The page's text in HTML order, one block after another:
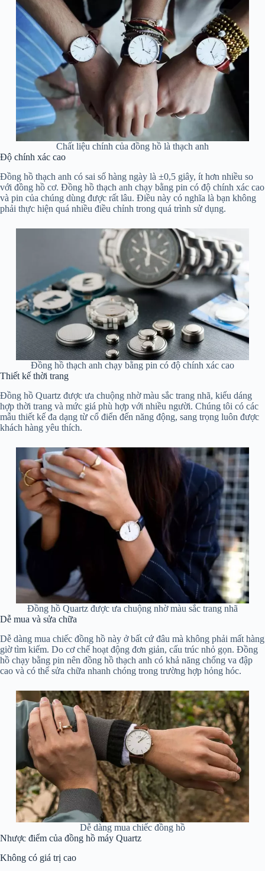
Chất liệu chính của đồng hồ là thạch anh
Độ chính xác cao
Đồng hồ thạch anh có sai số hàng ngày là ±0,5 giây, ít hơn nhiều so
với đồng hồ cơ. Đồng hồ thạch anh chạy bằng pin có độ chính xác cao
và pin của chúng dùng được rất lâu. Điều này có nghĩa là bạn không
phải thực hiện quá nhiều điều chỉnh trong quá trình sử dụng.
Đồng hồ thạch anh chạy bằng pin có độ chính xác cao
Thiết kế thời trang
Đồng hồ Quartz được ưa chuộng nhờ màu sắc trang nhã, kiểu dáng
hợp thời trang và mức giá phù hợp với nhiều người. Chúng tôi có các
mẫu thiết kế đa dạng từ cổ điển đến năng động, sang trọng luôn được
khách hàng yêu thích.
Đồng hồ Quartz được ưa chuộng nhờ màu sắc trang nhã
Dễ mua và sửa chữa
Dễ dàng mua chiếc đồng hồ này ở bất cứ đâu mà không phải mất hàng
giờ tìm kiếm. Do cơ chế hoạt động đơn giản, cấu trúc nhỏ gọn. Đồng
hồ chạy bằng pin nên đồng hồ thạch anh có khả năng chống va đập
cao và có thể sửa chữa nhanh chóng trong trường hợp hỏng hóc.
Dễ dàng mua chiếc đồng hồ
Nhược điểm của đồng hồ máy Quartz
Không có giá trị cao